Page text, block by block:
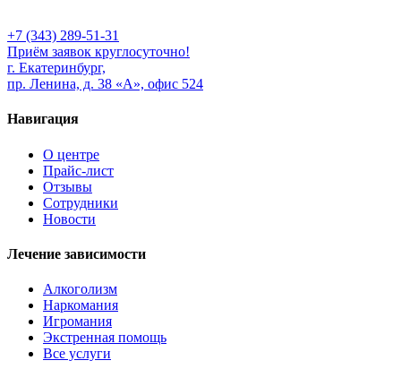
+7 (343) 289-51-31
Приём заявок круглосуточно!
г. Екатеринбург,
пр. Ленина, д. 38 «А», офис 524
Навигация
О центре
Прайс-лист
Отзывы
Сотрудники
Новости
Лечение зависимости
Алкоголизм
Наркомания
Игромания
Экстренная помощь
Все услуги